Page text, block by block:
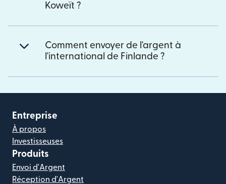
Koweït ?
Comment envoyer de l'argent à
l'international de Finlande ?
Entreprise
À propos
Investisseuses
Produits
Envoi d'Argent
Réception d'Argent